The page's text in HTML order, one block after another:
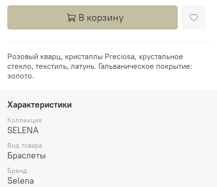
В корзину
Розовый кварц, кристаллы Preciosa, хрустальное
стекло, текстиль, латунь. Гальваническое покрытие:
золото.
Характеристики
Коллекция
SELENA
Вид товара
Браслеты
Бренд
Selena